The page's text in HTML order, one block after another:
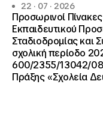
22 · 07 · 2026
Προσωρινοί
Εκπαιδευτικού
Σταδιοδρομίας και
σχολική περίοδο
600/2355/13042/
Πράξης «Σχολεία